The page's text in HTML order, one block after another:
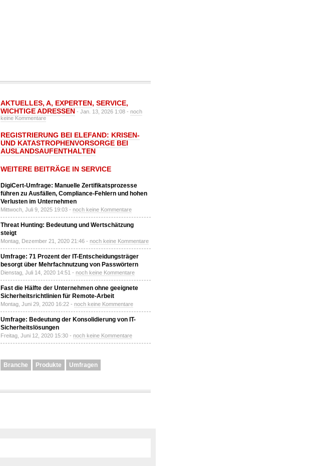
AKTUELLES, A, EXPERTEN, SERVICE,
WICHTIGE ADRESSEN - Jan. 13, 2026 1:08 - noch
keine Kommentare
REGISTRIERUNG BEI ELEFAND: KRISEN-
UND KATASTROPHENVORSORGE BEI
AUSLANDSAUFENTHALTEN
WEITERE BEITRÄGE IN SERVICE
DigiCert-Umfrage: Manuelle Zertifikatsprozesse
führen zu Ausfällen, Compliance-Fehlern und hohen
Verlusten im Unternehmen
Mittwoch, Juli 9, 2025 19:03 - noch keine Kommentare
Threat Hunting: Bedeutung und Wertschätzung
steigt
Montag, Dezember 21, 2020 21:46 - noch keine Kommentare
Umfrage: 71 Prozent der IT-Entscheidungsträger
besorgt über Mehrfachnutzung von Passwörtern
Dienstag, Juli 14, 2020 14:51 - noch keine Kommentare
Fast die Hälfte der Unternehmen ohne geeignete
Sicherheitsrichtlinien für Remote-Arbeit
Montag, Juni 29, 2020 16:22 - noch keine Kommentare
Umfrage: Bedeutung der Konsolidierung von IT-
Sicherheitslösungen
Freitag, Juni 12, 2020 15:30 - noch keine Kommentare
Branche Produkte Umfragen